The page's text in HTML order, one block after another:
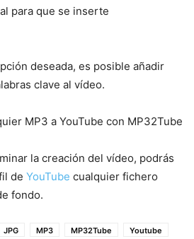
para que se inserte
deseada, es posible añadir
clave al vídeo.
la creación del vídeo, podrás
de YouTube cualquier fichero
fondo.
JPG MP3 MP32Tube Youtube